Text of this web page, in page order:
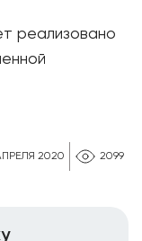
2020 2099
реализовано